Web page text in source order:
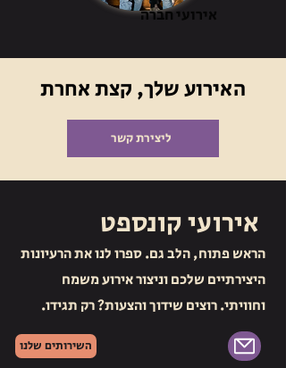
אירועי חברה
האירוע שלך, קצת אחרת
ליצירת קשר
אירועי קונספט
הראש פתוח, הלב גם. ספרו לנו את הרעיונות
היצירתיים שלכם וניצור אירוע משמח
וחוויתי. רוצים שידוך והצעות? רק תגידו.
השירותים שלנו